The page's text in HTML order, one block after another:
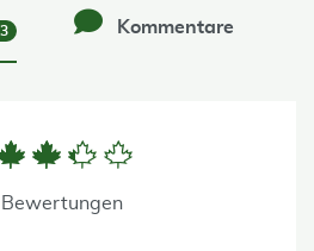
Kommentare